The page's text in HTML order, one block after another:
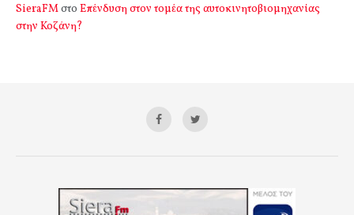
SieraFMστο Επένδυση στον τομέα της αυτοκινητοβιομηχανίας
στην Κοζάνη?